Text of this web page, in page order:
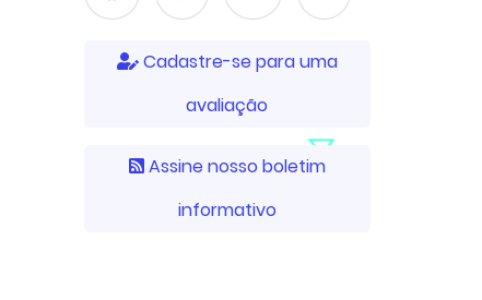
Cadastre-se para uma
avaliação
Assine nosso boletim
informativo